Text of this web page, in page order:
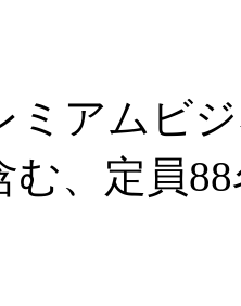
ミアムビ
む、定員